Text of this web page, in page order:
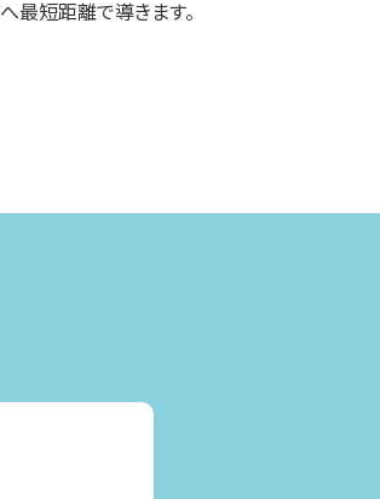
最短距離で導きます。